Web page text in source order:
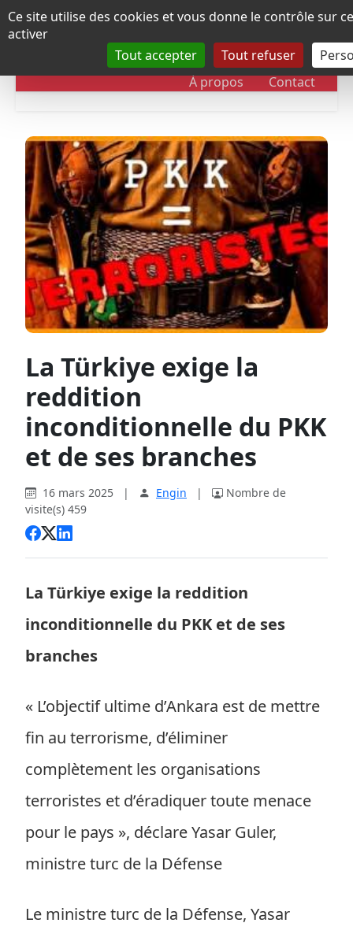
Panneau de gestion des cookies
Ce site utilise des cookies et vous donne le contrôle sur
activer
Tout accepter
Tout refuser
DOSSIERS CHRONOLOGIE
À propos Contact
La Türkiye exige la
reddition
inconditionnelle du PKK
et de ses branches
16 mars 2025 | Engin |
Nombre de
visite(s) 459
La Türkiye exige la reddition
inconditionnelle du PKK et de ses
branches
« L’objectif ultime d’Ankara est de mettre
fin au terrorisme, d’éliminer
complètement les organisations
terroristes et d’éradiquer toute menace
pour le pays », déclare Yasar Guler,
ministre turc de la Défense
Le ministre turc de la Défense, Yasar